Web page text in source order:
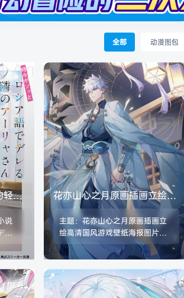
全部 动漫图包
小
包
说
レ
语
、
艾
卷
花亦山心之月原画插画立绘高
清国风游戏壁纸海报图片素材
美术资源
主题：花亦山心之月原画插画立
绘高清国风游戏壁纸海报图片素
材美术资源 格式：JPG/PNG 数
量：599张/988M